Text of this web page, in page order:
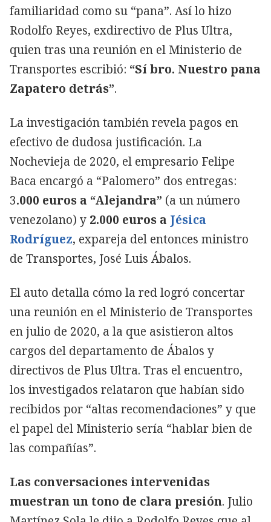
familiaridad como su “pana”. Así lo hizo
Rodolfo Reyes, exdirectivo de Plus Ultra,
quien tras una reunión en el Ministerio de
Transportes escribió: “Sí bro. Nuestro pana
Zapatero detrás”.
La investigación también revela pagos en
efectivo de dudosa justificación. La
Nochevieja de 2020, el empresario Felipe
Baca encargó a “Palomero” dos entregas:
3.000 euros a “Alejandra” (a un número
venezolano) y 2.000 euros a Jésica
Rodríguez, expareja del entonces ministro
de Transportes, José Luis Ábalos.
El auto detalla cómo la red logró concertar
una reunión en el Ministerio de Transportes
en julio de 2020, a la que asistieron altos
cargos del departamento de Ábalos y
directivos de Plus Ultra. Tras el encuentro,
los investigados relataron que habían sido
recibidos por “altas recomendaciones” y que
el papel del Ministerio sería “hablar bien de
las compañías”.
Las conversaciones intervenidas
muestran un tono de clara presión. Julio